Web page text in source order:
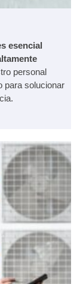
esencial
personal
para solucionar